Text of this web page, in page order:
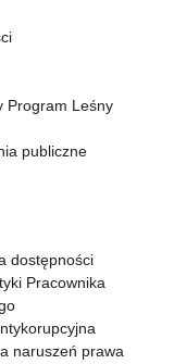
Program Leśny
publiczne
dostępności
Pracownika
naruszeń prawa